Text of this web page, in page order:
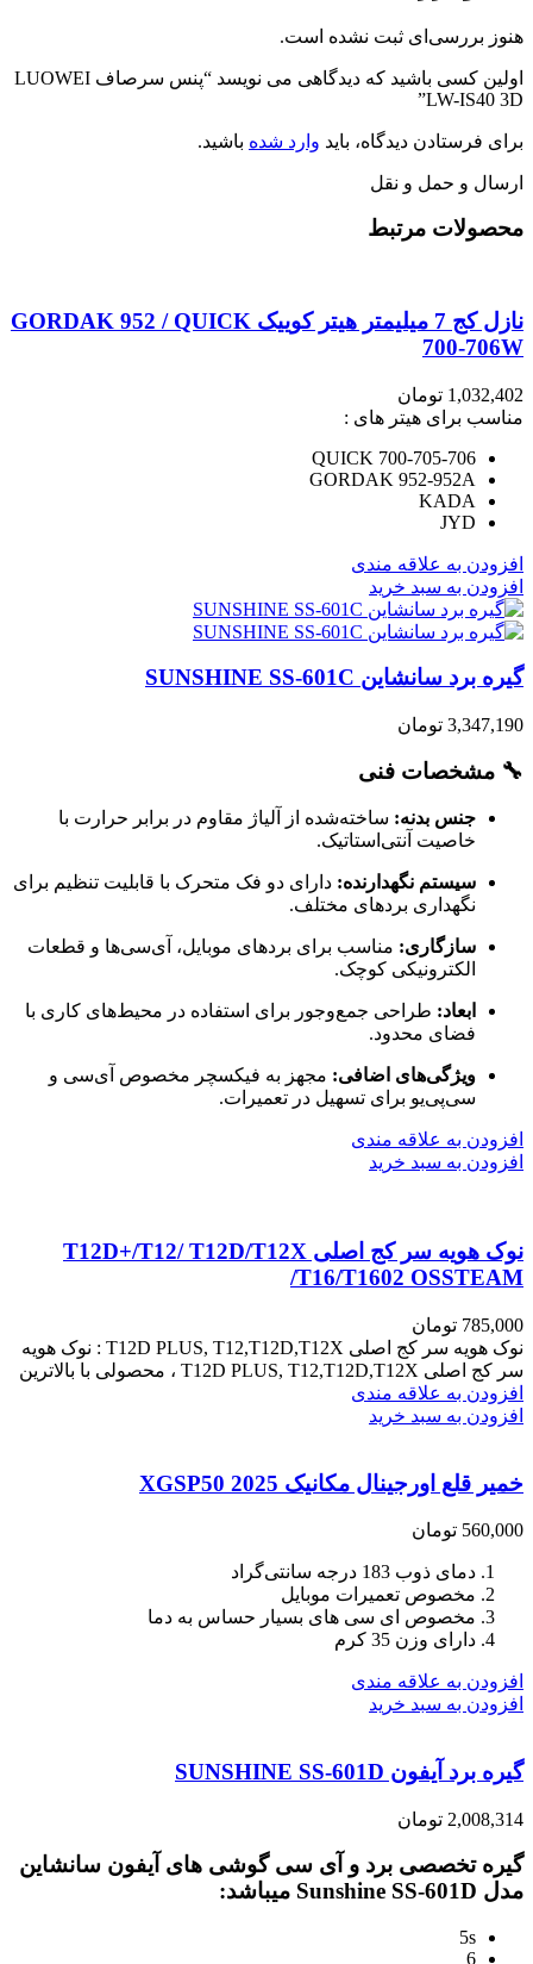
هنوز بررسی‌ای ثبت نشده است.
اولین کسی باشید که دیدگاهی می نویسد “پنس سرصاف LUOWEI
LW-IS40 3D”
برای فرستادن دیدگاه، باید وارد شده باشید.
ارسال و حمل و نقل
محصولات مرتبط
نازل کج 7 میلیمتر هیتر کوییک GORDAK 952 / QUICK
700-706W
1,032,402 تومان
مناسب برای هیتر های :
QUICK 700-705-706
GORDAK 952-952A
KADA
JYD
افزودن به علاقه مندی
افزودن به سبد خرید
گیره برد سانشاین SUNSHINE SS-601C
3,347,190 تومان
🔧 مشخصات فنی
جنس بدنه: ساخته‌شده از آلیاژ مقاوم در برابر حرارت با
خاصیت آنتی‌استاتیک.
سیستم نگهدارنده: دارای دو فک متحرک با قابلیت تنظیم برای
نگهداری بردهای مختلف.
سازگاری: مناسب برای بردهای موبایل، آی‌سی‌ها و قطعات
الکترونیکی کوچک.
ابعاد: طراحی جمع‌وجور برای استفاده در محیط‌های کاری با
فضای محدود.
ویژگی‌های اضافی: مجهز به فیکسچر مخصوص آی‌سی و
سی‌پی‌یو برای تسهیل در تعمیرات.
افزودن به علاقه مندی
افزودن به سبد خرید
نوک هویه سر کج اصلی T12D+/T12/ T12D/T12X
/T16/T1602 OSSTEAM
785,000 تومان
نوک هویه سر کج اصلی T12D PLUS, T12,T12D,T12X : نوک هویه
سر کج اصلی T12D PLUS, T12,T12D,T12X ، محصولی با بالاترین
افزودن به علاقه مندی
افزودن به سبد خرید
خمیر قلع اورجینال مکانیک 2025 XGSP50
560,000 تومان
دمای ذوب 183 درجه سانتی‌گراد
مخصوص تعمیرات موبایل
مخصوص ای سی های بسیار حساس به دما
دارای وزن 35 کرم
افزودن به علاقه مندی
افزودن به سبد خرید
گیره برد آیفون SUNSHINE SS-601D
2,008,314 تومان
گیره تخصصی برد و آی سی گوشی های آیفون سانشاین
مدل Sunshine SS-601D میباشد:
5s
6